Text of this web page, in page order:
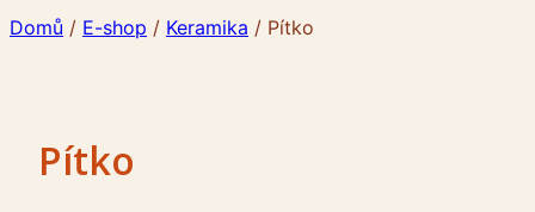
Domů / E-shop / Keramika / Pítko
Pítko